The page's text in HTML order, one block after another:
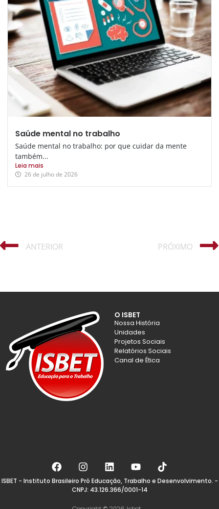
Saúde mental no trabalho
Saúde mental no trabalho: por que cuidar da mente
também...
Leia mais
26 de julho de 2026
ANTERIOR PRÓXIMO
O ISBET
Nossa História
Unidades
Projetos Sociais
Relatórios Sociais
Canal de Ética
ISBET - Instituto Brasileiro Pró Educação, Trabalho e Desenvolvimento. -
CNPJ: 43.126.366/0001-14